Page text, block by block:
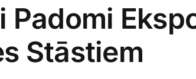
Padomi
​Stāstiem